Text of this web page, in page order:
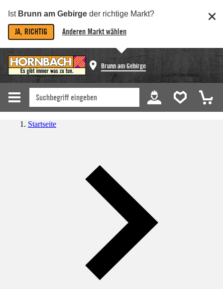
Ist Brunn am Gebirge der richtige Markt?
JA, RICHTIG Anderen Markt wählen
Brunn am Gebirge
Startseite